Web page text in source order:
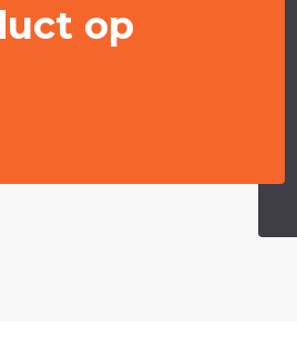
op